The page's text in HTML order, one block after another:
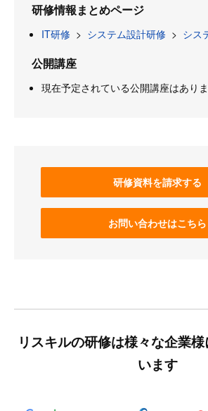
研修情報まとめページ
IT研修 > システム設計研修 > シス
公開講座
現在予定されている公開講座はあり
研修資料を請求する
お問い合わせはこちら
リスキルの研修は様々な企業
います